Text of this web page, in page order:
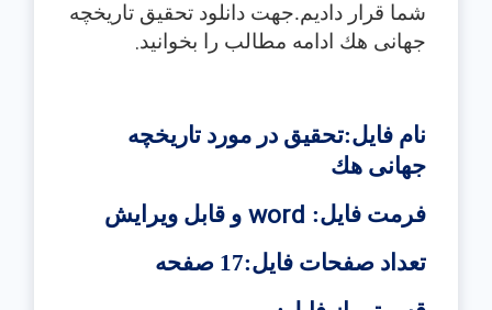
شما قرار دادیم.جهت دانلود تحقیق تاریخچه
جهانی هك ادامه مطالب را بخوانید.
نام فایل:تحقیق در مورد تاریخچه
جهانی هك
فرمت فایل: wordو قابل ویرایش
تعداد صفحات فایل:17 صفحه